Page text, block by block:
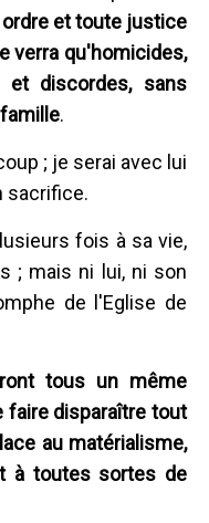
et toute justice
verra qu'homicides,
et discordes, sans
.
; je serai avec lui
sacrifice.
fois à sa vie,
; mais ni lui, ni son
de l'Eglise de
tous un même
faire disparaître tout
au matérialisme,
à toutes sortes de